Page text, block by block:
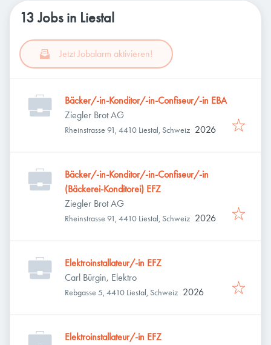
13 Jobs in Liestal
Jetzt Jobalarm aktivieren!
Bäcker/-in-Konditor/-in-Confiseur/-in EBA
Ziegler Brot AG
Rheinstrasse 91, 4410 Liestal, Schweiz 2026
Bäcker/-in-Konditor/-in-Confiseur/-in
(Bäckerei-Konditorei) EFZ
Ziegler Brot AG
Rheinstrasse 91, 4410 Liestal, Schweiz 2026
Elektroinstallateur/-in EFZ
Carl Bürgin, Elektro
Rebgasse 5, 4410 Liestal, Schweiz 2026
Elektroinstallateur/-in EFZ